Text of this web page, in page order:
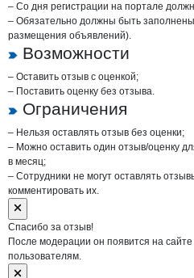
– Со дня регистрации на портале
– Обязательно должны быть
размещения объявлений).
Возможности
– Оставить отзыв с оценкой;
– Поставить оценку без отзыва.
Ограничения
– Нельзя оставлять отзыв без оценки;
– Можно оставить один отзыв/оценку
в месяц;
– Сотрудники не могут оставлять
комментировать их.
Спасибо за отзыв!
После модерации он появится на
пользователям.